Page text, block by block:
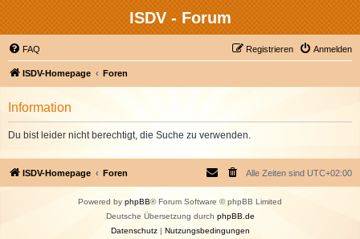
ISDV - Forum
FAQ Anmelden
Registrieren
ISDV-Homepage Foren
Information
Du bist leider nicht berechtigt, die Suche zu verwenden.
ISDV-Homepage Foren Alle Zeiten sind UTC+02:00
Powered by phpBB® Forum Software © phpBB Limited
Deutsche Übersetzung durch phpBB.de
Datenschutz| Nutzungsbedingungen